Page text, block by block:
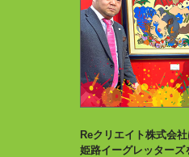
Reクリエイト株式会
姫路イーグレッターズ